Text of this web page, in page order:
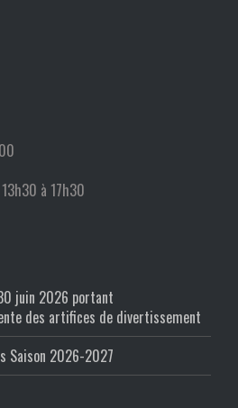
à 17h30
juin 2026 portant
des artifices de divertissement
Saison 2026-2027